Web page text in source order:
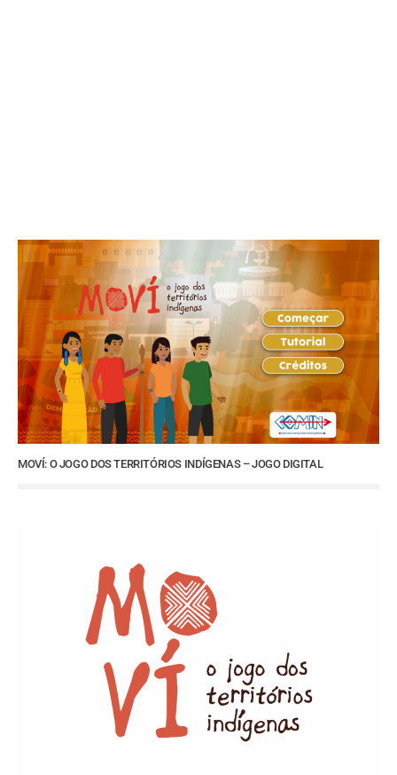
MOVÍ: O JOGO DOS TERRITÓRIOS INDÍGENAS – JOGO DIGITAL